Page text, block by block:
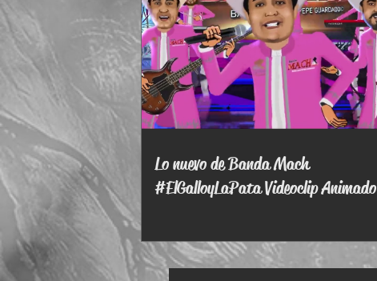
Lo nuevo de Banda Mach
#ElGalloyLaPata Videoclip Animado